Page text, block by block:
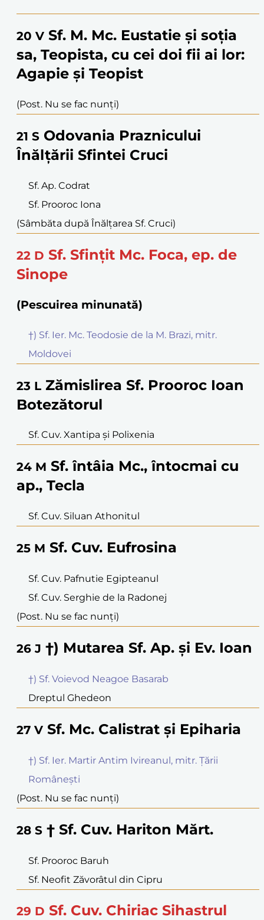
20 V Sf. M. Mc. Eustatie și soția
sa, Teopista, cu cei doi fii ai lor:
Agapie și Teopist
(Post. Nu se fac nunți)
21 S Odovania Praznicului
Înălțării Sfintei Cruci
Sf. Ap. Codrat
Sf. Prooroc Iona
(Sâmbăta după Înălțarea Sf. Cruci)
22 D Sf. Sfințit Mc. Foca, ep. de
Sinope
(Pescuirea minunată)
†) Sf. Ier. Mc. Teodosie de la M. Brazi, mitr.
Moldovei
23 L Zămislirea Sf. Prooroc Ioan
Botezătorul
Sf. Cuv. Xantipa și Polixenia
24 M Sf. întâia Mc., întocmai cu
ap., Tecla
Sf. Cuv. Siluan Athonitul
25 M Sf. Cuv. Eufrosina
Sf. Cuv. Pafnutie Egipteanul
Sf. Cuv. Serghie de la Radonej
(Post. Nu se fac nunți)
26 J †) Mutarea Sf. Ap. și Ev. Ioan
†) Sf. Voievod Neagoe Basarab
Dreptul Ghedeon
27 V Sf. Mc. Calistrat și Epiharia
†) Sf. Ier. Martir Antim Ivireanul, mitr. Țării
Românești
(Post. Nu se fac nunți)
28 S † Sf. Cuv. Hariton Mărt.
Sf. Prooroc Baruh
Sf. Neofit Zăvorâtul din Cipru
29 D Sf. Cuv. Chiriac Sihastrul